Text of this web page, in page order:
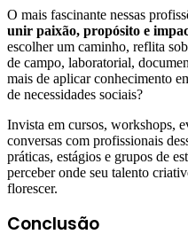
O mais fascinante nessas
unir paixão, propósito e
escolher um caminho, reflita
de campo, laboratorial,
mais de aplicar conhecimento
de necessidades sociais?
Invista em cursos, workshops,
conversas com profissionais
práticas, estágios e grupos de
perceber onde seu talento
florescer.
Conclusão